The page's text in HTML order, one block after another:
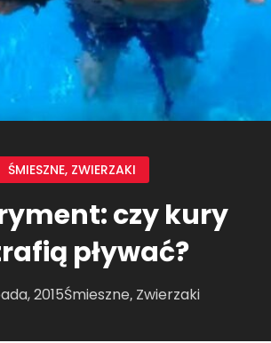
ŚMIESZNE, ZWIERZAKI
czy kury
pływać?
2015Śmieszne, Zwierzaki